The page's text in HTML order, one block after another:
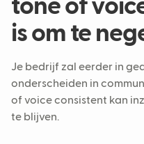
tone of
is om te
Je bedrijf zal eerder in
onderscheiden in
of voice consistent kan
te blijven.